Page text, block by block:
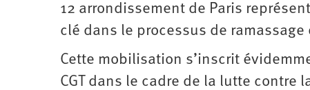
12 arrondissement de Paris
clé dans le processus de
Cette mobilisation s’inscrit
CGT dans le cadre de la lutte contre